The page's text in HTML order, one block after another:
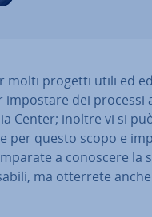
molti progetti utili ed
impostare dei processi
Center; inoltre vi si
per questo scopo e
a conoscere la
ma otterrete